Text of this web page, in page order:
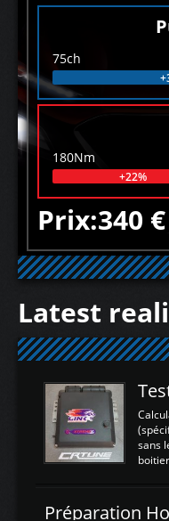
75ch
180Nm
+22%
Prix:340 €
Latest
sans